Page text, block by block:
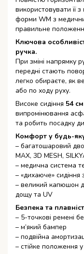
використовувати її
форми WM з
правильне
Ключова
ручка.
При зміні напрямку
передні стають
легко обираєте, як
або по ходу руху.
Високе сидіння 54
випромінювання
та робить посадку
Комфорт у будь-
– багатошаровий
MAX, 3D MESH,
– медична система
– «дихаюче» сидіння
– великий капюшон
дощу та UV
Безпека та
– 5-точкові ремені
– м’який бампер
– подвійна
– стійке положення